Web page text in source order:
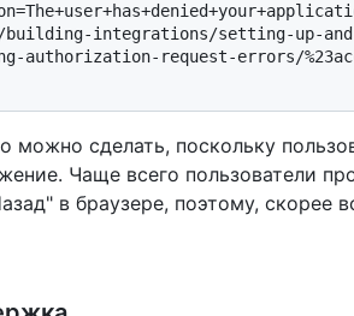
authorization-request-errors/
можно сделать, поскольку
Чаще всего пользователи
в браузере, поэтому, скорее